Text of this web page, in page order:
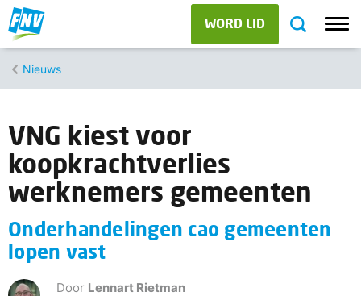
WORD LID
Nieuws
VNG kiest voor
koopkrachtverlies
werknemers gemeenten
Onderhandelingen cao gemeenten
lopen vast
Door Lennart Rietman